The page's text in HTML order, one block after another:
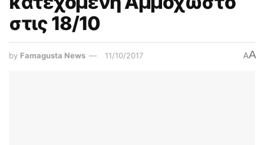
στις 18/10
by Famagusta News 11/10/2017 AA